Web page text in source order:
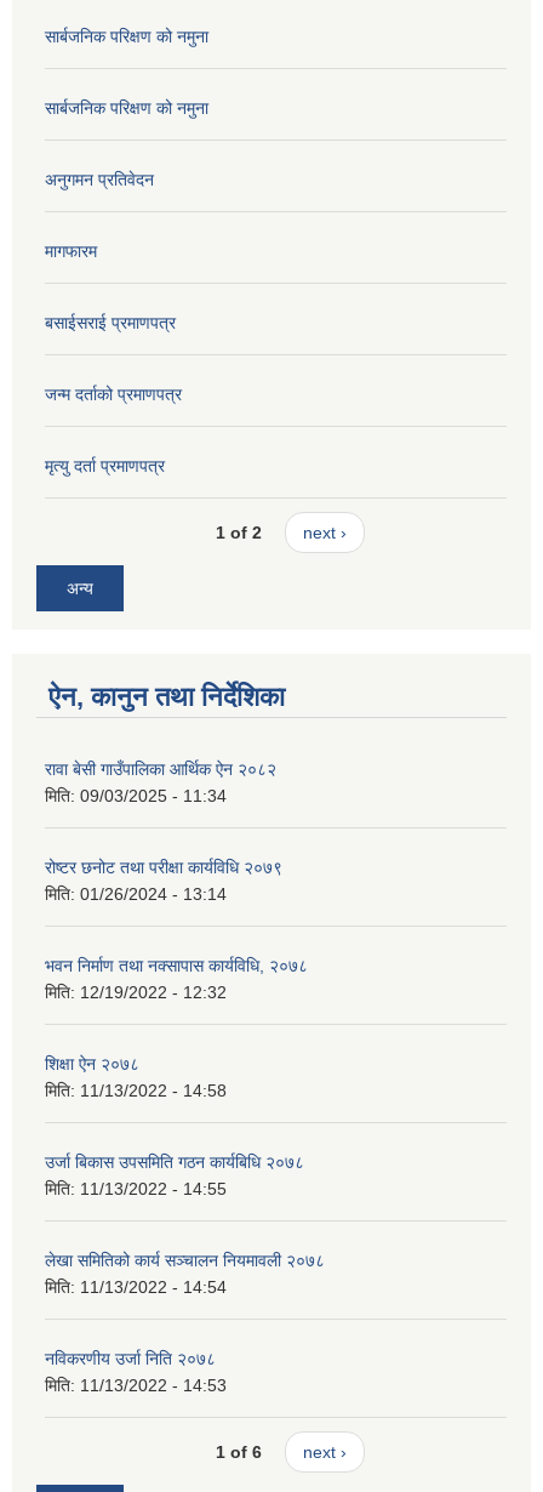
सार्बजनिक परिक्षण को नमुना
सार्बजनिक परिक्षण को नमुना
अनुगमन प्रतिवेदन
मागफारम
बसाईसराई प्रमाणपत्र
जन्म दर्ताको प्रमाणपत्र
मृत्यु दर्ता प्रमाणपत्र
1 of 2 next ›
अन्य
ऐन, कानुन तथा निर्देशिका
रावा बेसी गाउँपालिका आर्थिक ऐन २०८२
मिति: 09/03/2025 - 11:34
रोष्टर छनोट तथा परीक्षा कार्यविधि २०७९
मिति: 01/26/2024 - 13:14
भवन निर्माण तथा नक्सापास कार्यविधि, २०७८
मिति: 12/19/2022 - 12:32
शिक्षा ऐन २०७८
मिति: 11/13/2022 - 14:58
उर्जा बिकास उपसमिति गठन कार्यबिधि २०७८
मिति: 11/13/2022 - 14:55
लेखा समितिको कार्य सञ्चालन नियमावली २०७८
मिति: 11/13/2022 - 14:54
नविकरणीय उर्जा निति २०७८
मिति: 11/13/2022 - 14:53
1 of 6 next ›